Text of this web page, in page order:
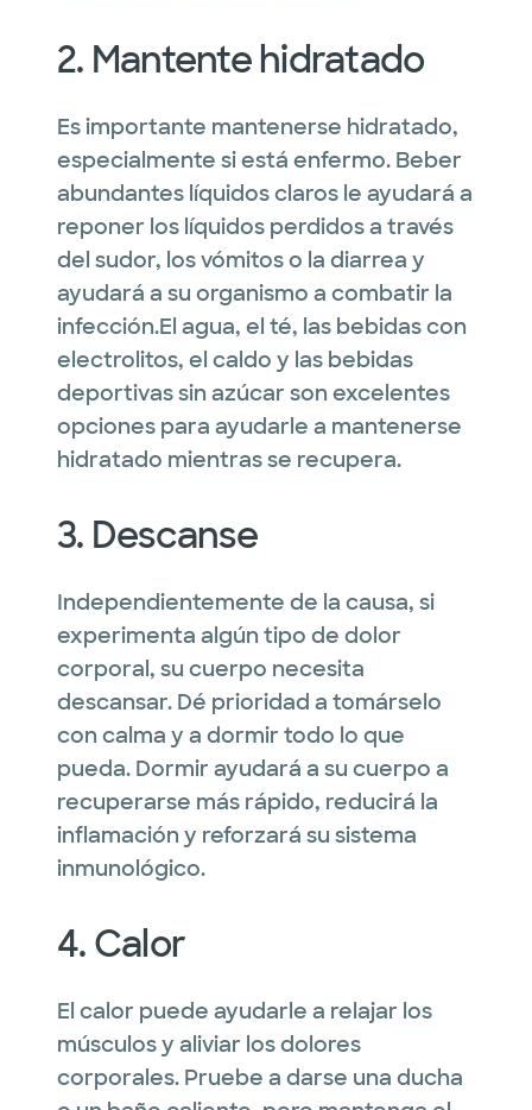
2. Mantente hidratado
Es importante mantenerse hidratado,
especialmente si está enfermo. Beber
abundantes líquidos claros le ayudará a
reponer los líquidos perdidos a través
del sudor, los vómitos o la diarrea y
ayudará a su organismo a combatir la
infección.El agua, el té, las bebidas con
electrolitos, el caldo y las bebidas
deportivas sin azúcar son excelentes
opciones para ayudarle a mantenerse
hidratado mientras se recupera.
3. Descanse
Independientemente de la causa, si
experimenta algún tipo de dolor
corporal, su cuerpo necesita
descansar. Dé prioridad a tomárselo
con calma y a dormir todo lo que
pueda. Dormir ayudará a su cuerpo a
recuperarse más rápido, reducirá la
inflamación y reforzará su sistema
inmunológico.
4. Calor
El calor puede ayudarle a relajar los
músculos y aliviar los dolores
corporales. Pruebe a darse una ducha